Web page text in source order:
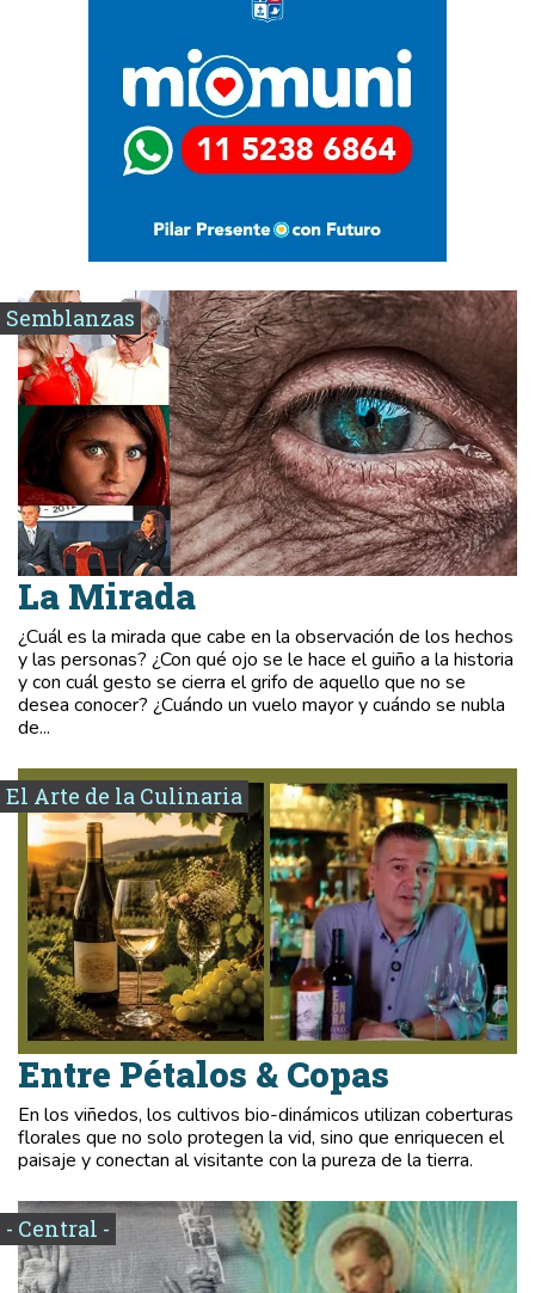
Semblanzas
La Mirada
¿Cuál es la mirada que cabe en la observación de los hechos
y las personas? ¿Con qué ojo se le hace el guiño a la historia
y con cuál gesto se cierra el grifo de aquello que no se
desea conocer? ¿Cuándo un vuelo mayor y cuándo se nubla
de...
El Arte de la Culinaria
Entre Pétalos & Copas
En los viñedos, los cultivos bio-dinámicos utilizan coberturas
florales que no solo protegen la vid, sino que enriquecen el
paisaje y conectan al visitante con la pureza de la tierra.
- Central -